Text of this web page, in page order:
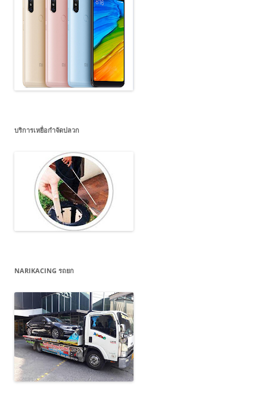
บริการเหยื่อกำจัดปลวก
NARIKACING รถยก